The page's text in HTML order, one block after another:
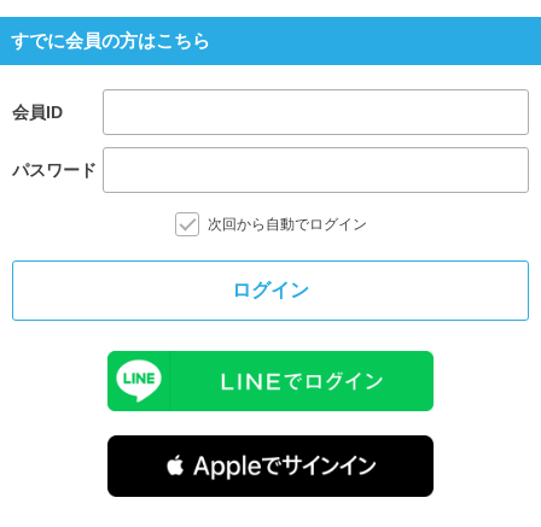
すでに会員の方はこちら
会員ID
パスワード
次回から自動でログイン
ログイン